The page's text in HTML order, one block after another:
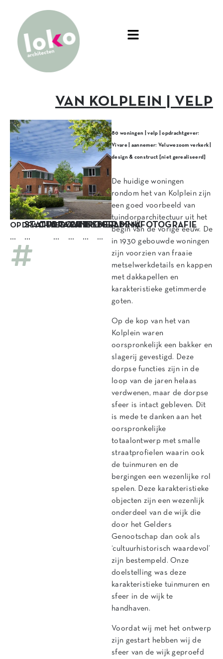
VAN KOLPLEIN | VELP
80 woningen | velp | opdrachtgever:
Vivare | aannemer: Veluwezoom verkerk |
design & construct [niet gerealiseerd]
De huidige woningen
rondom het van Kolplein zijn
een goed voorbeeld van
tuindorparchitectuur uit het
begin van de vorige eeuw. De
in 1930 gebouwde woningen
zijn voorzien van fraaie
metselwerkdetails en kappen
met dakkapellen en
karakteristieke getimmerde
goten.
Op de kop van het van
Kolplein waren
oorspronkelijk een bakker en
slagerij gevestigd. Deze
dorpse functies zijn in de
loop van de jaren helaas
verdwenen, maar de dorpse
sfeer is intact gebleven. Dit
is mede te danken aan het
oorspronkelijke
totaalontwerp met smalle
straatprofielen waarin ook
de tuinmuren en de
bergingen een wezenlijke rol
spelen. Deze karakteristieke
objecten zijn een wezenlijk
onderdeel van de wijk die
door het Gelders
Genootschap dan ook als
‘cultuurhistorisch waardevol’
zijn bestempeld. Onze
doelstelling was deze
karakteristieke tuinmuren en
sfeer in de wijk te
handhaven.
Voordat wij met het ontwerp
zijn gestart hebben wij de
sfeer van de wijk geproefd
OPDRACHTGEVER
…
STATUS
…
OPDRACHT
LOCATIE
…
AANNEMER
…
PROGRAMMA
…
BEELDEN/FOTOGRAFIE
…